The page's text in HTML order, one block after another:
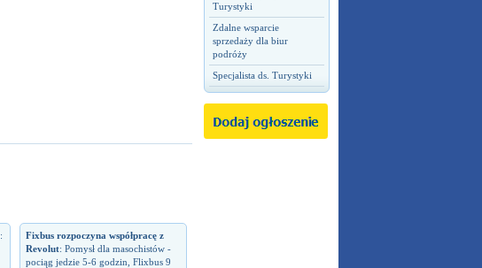
Turystyki
Zdalne wsparcie
sprzedaży dla biur
podróży
Specjalista ds. Turystyki
:
Fixbus rozpoczyna współpracę z
Revolut: Pomysł dla masochistów -
pociąg jedzie 5-6 godzin, Flixbus 9